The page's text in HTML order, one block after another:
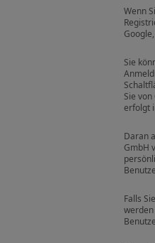
Wenn
Sie
Sie
erfolgt
Daran
GmbH
Falls
werden